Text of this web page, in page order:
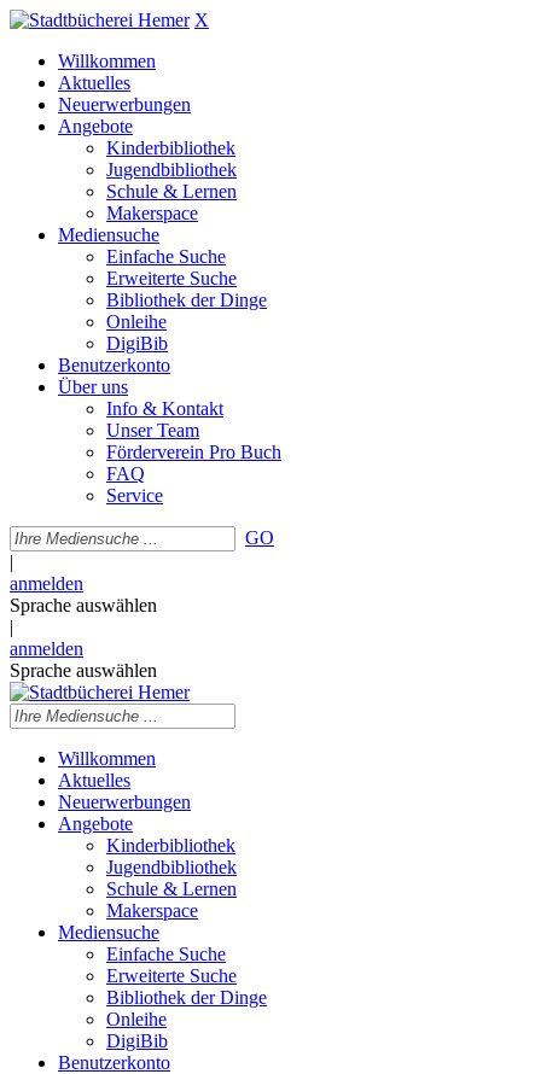
X
Willkommen
Aktuelles
Neuerwerbungen
Angebote
Kinderbibliothek
Jugendbibliothek
Schule & Lernen
Makerspace
Mediensuche
Einfache Suche
Erweiterte Suche
Bibliothek der Dinge
Onleihe
DigiBib
Benutzerkonto
Über uns
Info & Kontakt
Unser Team
Förderverein Pro Buch
FAQ
Service
GO
|
anmelden
Sprache auswählen
|
anmelden
Sprache auswählen
Willkommen
Aktuelles
Neuerwerbungen
Angebote
Kinderbibliothek
Jugendbibliothek
Schule & Lernen
Makerspace
Mediensuche
Einfache Suche
Erweiterte Suche
Bibliothek der Dinge
Onleihe
DigiBib
Benutzerkonto